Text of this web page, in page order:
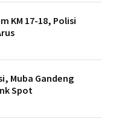
KM 17-18, Polisi
Muba Gandeng
Spot